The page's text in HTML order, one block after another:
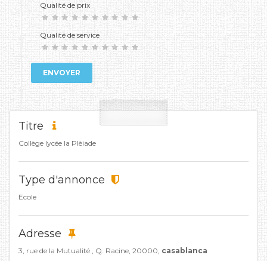
Qualité de prix
Qualité de service
ENVOYER
Titre
Collège lycée la Plèiade
Type d'annonce
Ecole
Adresse
3, rue de la Mutualité , Q. Racine, 20000, casablanca